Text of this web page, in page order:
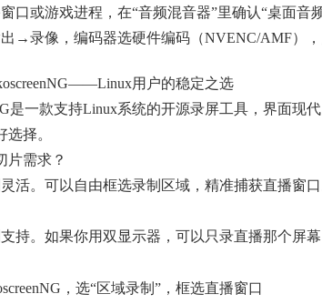
口或游戏进程，在“音频混音器”里确认“桌面音
→录像，编码器选硬件编码（NVENC/AMF），
用户的稳定之选
是一款支持Linux系统的开源录屏工具，界面现
选择。
片需求？
活。可以自由框选录制区域，精准捕获直播窗
持。如果你用双显示器，可以只录直播那个屏
，选“区域录制”，框选直播窗口